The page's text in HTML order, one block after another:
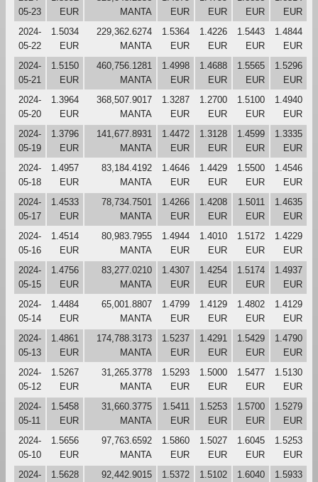
05-23
EUR
MANTA
EUR
EUR
EUR
EUR
2024-
05-22
1.5034
EUR
229,362.6274
MANTA
1.5364
EUR
1.4226
EUR
1.5443
EUR
1.4844
EUR
2024-
05-21
1.5150
EUR
460,756.1281
MANTA
1.4998
EUR
1.4688
EUR
1.5565
EUR
1.5296
EUR
2024-
05-20
1.3964
EUR
368,507.9017
MANTA
1.3287
EUR
1.2700
EUR
1.5100
EUR
1.4940
EUR
2024-
05-19
1.3796
EUR
141,677.8931
MANTA
1.4472
EUR
1.3128
EUR
1.4599
EUR
1.3335
EUR
2024-
05-18
1.4957
EUR
83,184.4192
MANTA
1.4646
EUR
1.4429
EUR
1.5500
EUR
1.4546
EUR
2024-
05-17
1.4533
EUR
78,734.7501
MANTA
1.4266
EUR
1.4208
EUR
1.5011
EUR
1.4635
EUR
2024-
05-16
1.4514
EUR
80,983.7955
MANTA
1.4944
EUR
1.4010
EUR
1.5172
EUR
1.4229
EUR
2024-
05-15
1.4756
EUR
83,277.0210
MANTA
1.4307
EUR
1.4254
EUR
1.5174
EUR
1.4937
EUR
2024-
05-14
1.4484
EUR
65,001.8807
MANTA
1.4799
EUR
1.4129
EUR
1.4802
EUR
1.4129
EUR
2024-
05-13
1.4861
EUR
174,788.3173
MANTA
1.5237
EUR
1.4291
EUR
1.5429
EUR
1.4790
EUR
2024-
05-12
1.5267
EUR
31,265.3778
MANTA
1.5293
EUR
1.5000
EUR
1.5477
EUR
1.5130
EUR
2024-
05-11
1.5458
EUR
31,660.3775
MANTA
1.5411
EUR
1.5253
EUR
1.5700
EUR
1.5279
EUR
2024-
05-10
1.5656
EUR
97,763.6592
MANTA
1.5860
EUR
1.5027
EUR
1.6045
EUR
1.5253
EUR
2024-
1.5628
92,442.9015
1.5372
1.5102
1.6040
1.5933